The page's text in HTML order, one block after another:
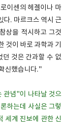
이센의 헤겔이나 마
다. 마르크스 역시 근
상을 적시하고 그것
것이 바로 과학과 기
것은 간과할 수 없
신했습니다."
관념"이 나타날 것으
하는데 사실은 그렇
세계 진보에 관한 신